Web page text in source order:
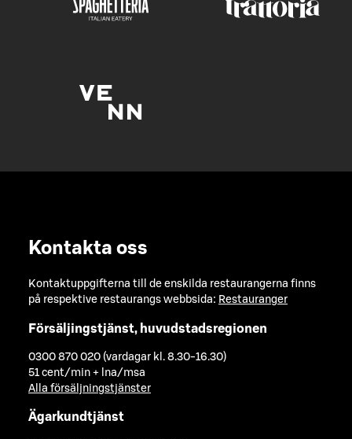
Kontakta oss
Kontaktuppgifterna till de enskilda restaurangerna finns
på respektive restaurangs webbsida: Restauranger
Försäljingstjänst, huvudstadsregionen
0300 870 020 (vardagar kl. 8.30-16.30)
51 cent/min + lna/msa
Alla försäljningstjänster
Ägarkundtjänst